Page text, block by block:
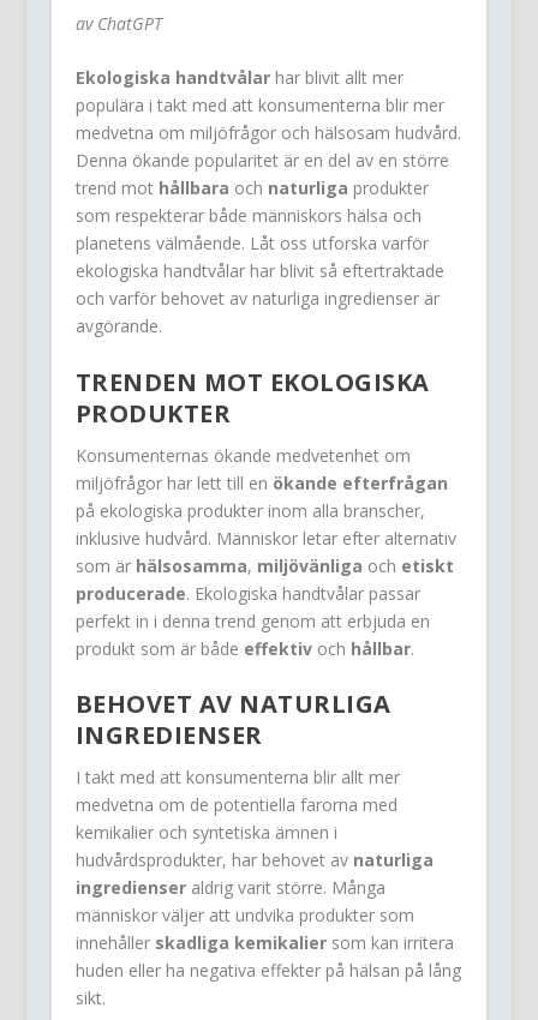
av ChatGPT
Ekologiska handtvålarhar blivit allt mer
populära i takt med att konsumenterna blir mer
medvetna om miljöfrågor och hälsosam hudvård.
Denna ökande popularitet är en del av en större
trend mot hållbara och naturliga produkter
som respekterar både människors hälsa och
planetens välmående. Låt oss utforska varför
ekologiska handtvålar har blivit så eftertraktade
och varför behovet av naturliga ingredienser är
avgörande.
TRENDEN MOT EKOLOGISKA
PRODUKTER
Konsumenternas ökande medvetenhet om
miljöfrågor har lett till en ökande efterfrågan
på ekologiska produkter inom alla branscher,
inklusive hudvård. Människor letar efter alternativ
som är hälsosamma, miljövänliga och etiskt
producerade. Ekologiska handtvålar passar
perfekt in i denna trend genom att erbjuda en
produkt som är både effektivoch hållbar.
BEHOVET AV NATURLIGA
INGREDIENSER
I takt med att konsumenterna blir allt mer
medvetna om de potentiella farorna med
kemikalier och syntetiska ämnen i
hudvårdsprodukter, har behovet av naturliga
ingredienseraldrig varit större. Många
människor väljer att undvika produkter som
innehåller skadliga kemikaliersom kan irritera
huden eller ha negativa effekter på hälsan på lång
sikt.